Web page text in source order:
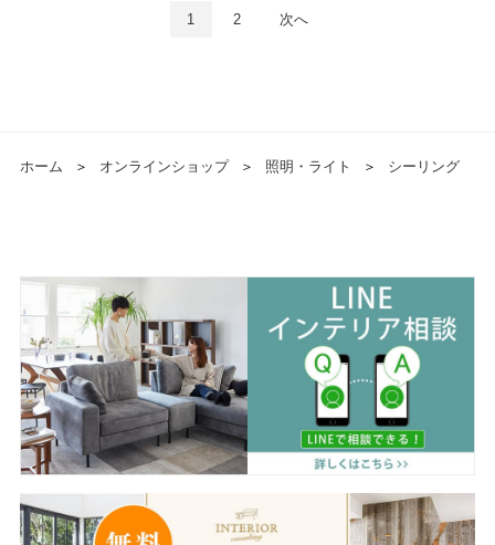
1 2 次へ
ホーム ＞ オンラインショップ ＞ 照明・ライト ＞ シーリング